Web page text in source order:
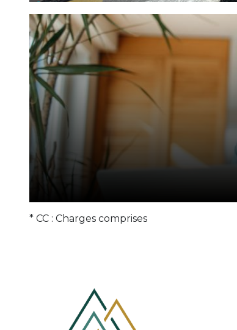
* CC : Charges comprises